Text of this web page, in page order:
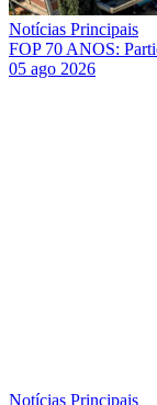
Notícias Principais
FOP 70 ANOS:
05 ago 2026
Notícias Principais